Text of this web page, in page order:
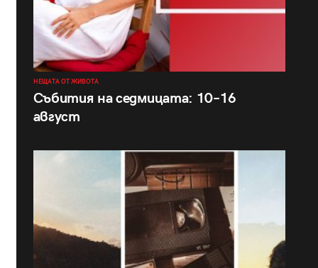
НЕЩАТА ОТ ЖИВОТА
Събития на седмицата: 10–16
август